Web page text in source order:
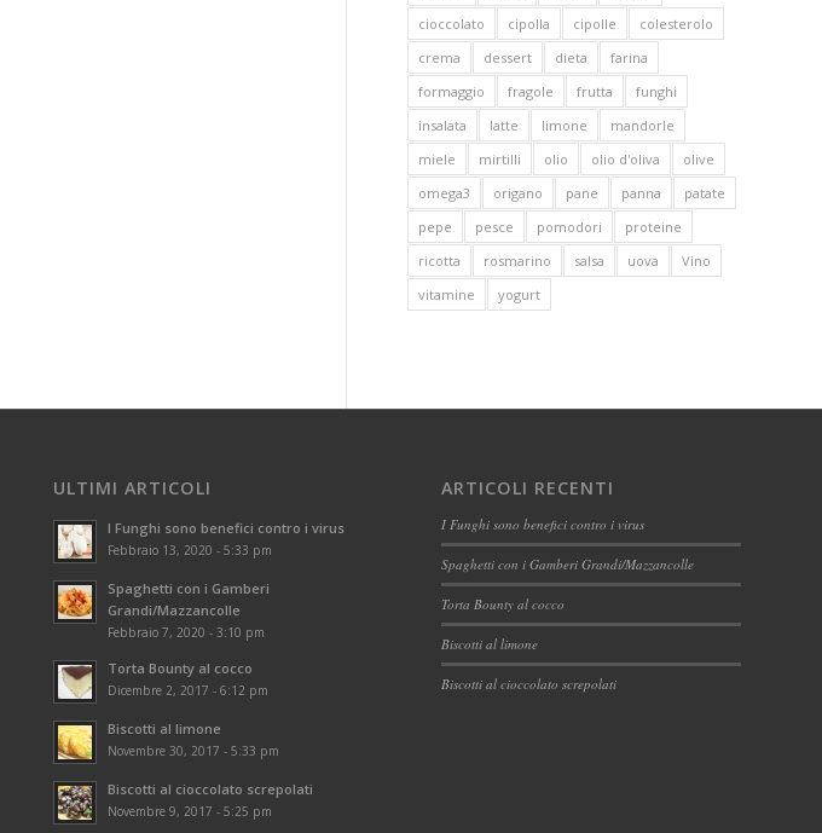
cioccolato
cipolla cipolle
colesterolo
crema
dessert dieta
farina
formaggio
fragole frutta
funghi
insalata
latte limone
mandorle
miele
mirtilli olio olio d'oliva
olive
omega3
origano pane panna
patate
pepe
pesce pomodori
proteine
ricotta
rosmarino salsa uova
Vino
vitamine
yogurt
ULTIMI ARTICOLI
I Funghi sono benefici contro i virus
Febbraio 13, 2020 - 5:33 pm
Spaghetti con i Gamberi
Grandi/Mazzancolle
Febbraio 7, 2020 - 3:10 pm
Torta Bounty al cocco
Dicembre 2, 2017 - 6:12 pm
Biscotti al limone
Novembre 30, 2017 - 5:33 pm
Biscotti al cioccolato screpolati
Novembre 9, 2017 - 5:25 pm
ARTICOLI RECENTI
I Funghi sono benefici contro i virus
Spaghetti con i Gamberi Grandi/Mazzancolle
Torta Bounty al cocco
Biscotti al limone
Biscotti al cioccolato screpolati